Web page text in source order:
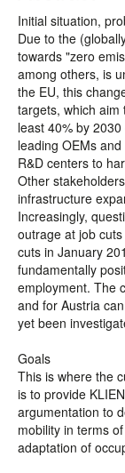
Initial situation,
Due to the
towards "zero
among others, is
the EU, this
targets, which
least 40% by
leading OEMs
R&D centers to
Other
infrastructure
Increasingly,
outrage at job
cuts in January
fundamentally
employment. The
and for Austria
yet been
Goals
This is where the
is to provide
argumentation to
mobility in terms
adaptation of